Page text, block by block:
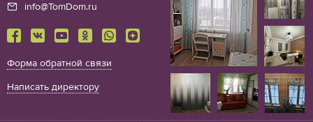
info@TomDom.ru
Форма обратной связи
Написать директору